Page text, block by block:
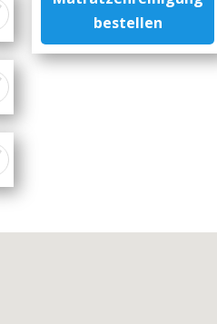
bestellen